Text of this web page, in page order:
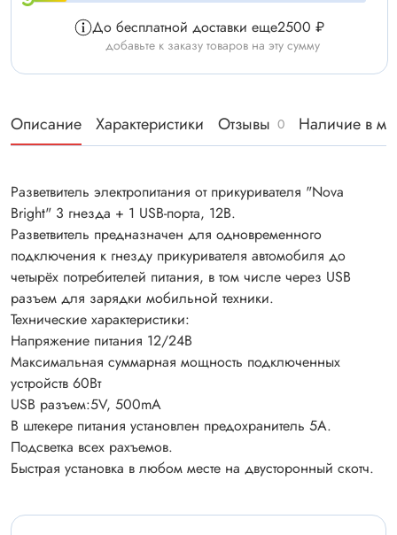
До бесплатной доставки еще2500 ₽
добавьте к заказу товаров на эту сумму
Описание Характеристики Отзывы 0 Наличие в
Разветвитель электропитания от прикуривателя "Nova
Bright" 3 гнезда + 1 USB-порта, 12В.
Разветвитель предназначен для одновременного
подключения к гнезду прикуривателя автомобиля до
четырёх потребителей питания, в том числе через USB
разъем для зарядки мобильной техники.
Технические характеристики:
Напряжение питания 12/24В
Максимальная суммарная мощность подключенных
устройств 60Вт
USB разъем:5V, 500mA
В штекере питания установлен предохранитель 5А.
Подсветка всех рахъемов.
Быстрая установка в любом месте на двусторонный скотч.